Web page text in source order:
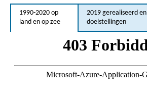
1990-2020 op
land en op zee
2019 gerealiseerd en
doelstellingen